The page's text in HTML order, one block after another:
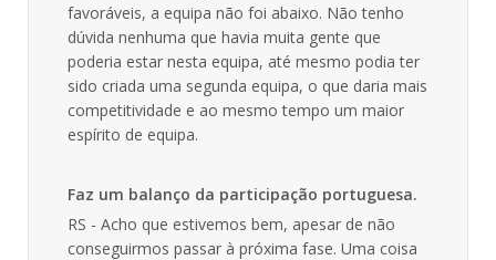
favoráveis, a equipa não foi abaixo. Não tenho
dúvida nenhuma que havia muita gente que
poderia estar nesta equipa, até mesmo podia ter
sido criada uma segunda equipa, o que daria mais
competitividade e ao mesmo tempo um maior
espírito de equipa.
Faz um balanço da participação portuguesa.
RS - Acho que estivemos bem, apesar de não
conseguirmos passar à próxima fase. Uma coisa